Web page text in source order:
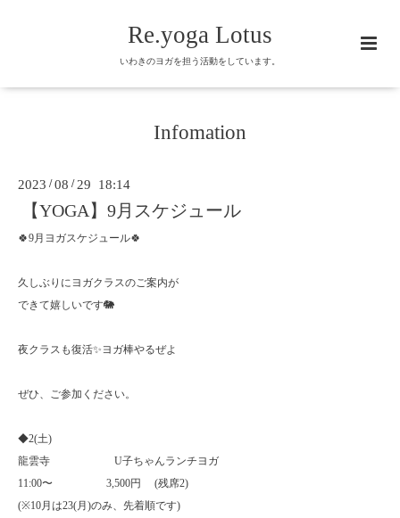
Re.yoga Lotus
いわきのヨガを担う活動をしています。
Infomation
2023 /08 / 29 18:14
【YOGA】9月スケジュール
🍀9月ヨガスケジュール🍀
久しぶりにヨガクラスのご案内が
できて嬉しいです🐘
夜クラスも復活✨ヨガ棒やるぜよ
ぜひ、ご参加ください。
◆2(土)
龍雲寺 U子ちゃんランチヨガ
11:00〜 3,500円 (残席2)
(※10月は23(月 )のみ、先着順です)